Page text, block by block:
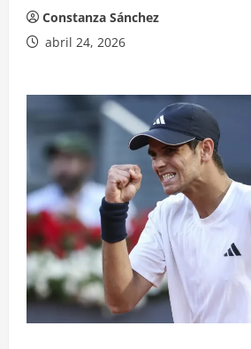
Constanza Sánchez
abril 24, 2026